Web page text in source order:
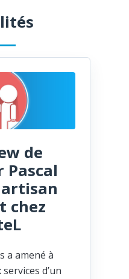
de
Pascal
chez
a amené à
d’un